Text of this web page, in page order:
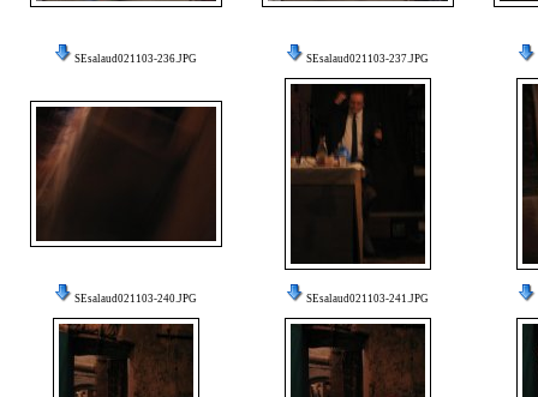
SEsalaud021103-236.JPG SEsalaud021103-237.JPG
SEsalaud021103-240.JPG SEsalaud021103-241.JPG